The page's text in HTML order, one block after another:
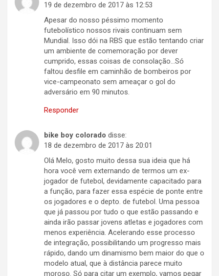
19 de dezembro de 2017 às 12:53
Apesar do nosso péssimo momento
futebolístico nossos rivais continuam sem
Mundial. Isso dói na RBS que estão tentando criar
um ambiente de comemoração por dever
cumprido, essas coisas de consolação…Só
faltou desfile em caminhão de bombeiros por
vice-campeonato sem ameaçar o gol do
adversário em 90 minutos.
Responder
bike boy colorado disse:
18 de dezembro de 2017 às 20:01
Olá Melo, gosto muito dessa sua ideia que há
hora você vem externando de termos um ex-
jogador de futebol, devidamente capacitado para
a função, para fazer essa espécie de ponte entre
os jogadores e o depto. de futebol. Uma pessoa
que já passou por tudo o que estão passando e
ainda irão passar jovens atletas e jogadores com
menos experiência. Acelerando esse processo
de integração, possibilitando um progresso mais
rápido, dando um dinamismo bem maior do que o
modelo atual, que à distância parece muito
moroso. Só para citar um exemplo, vamos pegar